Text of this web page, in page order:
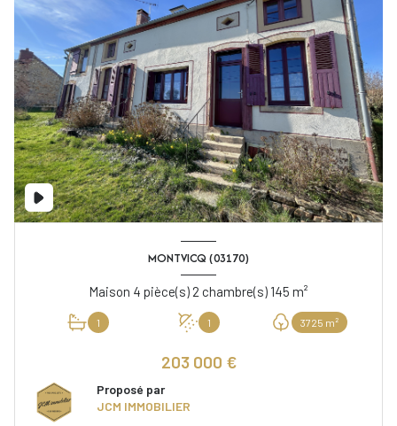
MONTVICQ (03170)
Maison 4 pièce(s) 2 chambre(s) 145 m²
1 1 3725 m²
203 000 €
Proposé par
JCM IMMOBILIER